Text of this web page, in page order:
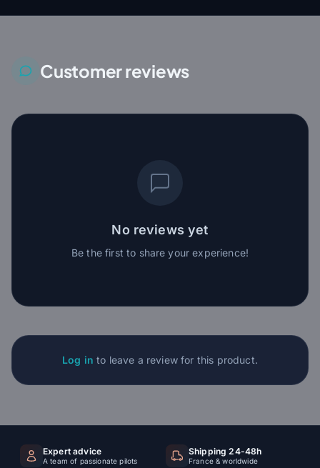
Customer reviews
No reviews yet
Be the first to share your experience!
Log in to leave a review for this product.
Expert advice
A team of passionate pilots
Shipping 24-48h
France & worldwide